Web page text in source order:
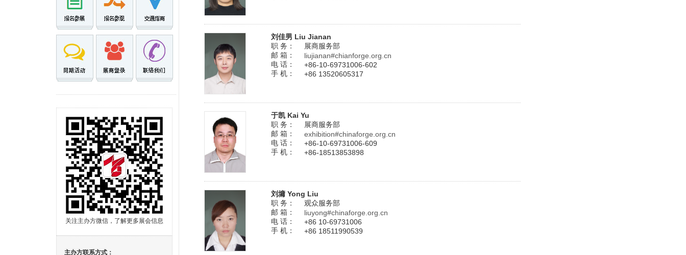
关注主办方微信，了解更多展会信息
主办方联系方式：
刘佳男 Liu Jianan
职 务：
展商服务部
邮 箱：
liujianan#chianforge.org.cn
电 话：
+86-10-69731006-602
手 机：
+86 13520605317
于凯 Kai Yu
职 务：
展商服务部
邮 箱：
exhibition#chinaforge.org.cn
电 话：
+86-10-69731006-609
手 机：
+86-18513853898
刘墉 Yong Liu
职 务：
观众服务部
邮 箱：
liuyong#chinaforge.org.cn
电 话：
+86 10-69731006
手 机：
+86 18511990539